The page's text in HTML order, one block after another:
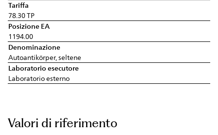
Tariffa
78.30 TP
Posizione EA
1194.00
Denominazione
Autoantikörper, seltene
Laboratorio esecutore
Laboratorio esterno
Valori di riferimento